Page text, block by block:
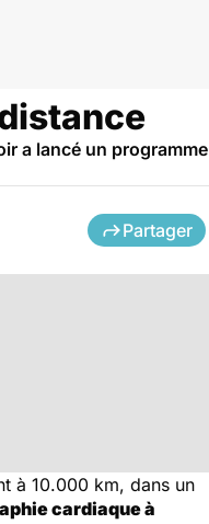
a lancé un programme
Partager
à 10.000 km, dans un
cardiaque à